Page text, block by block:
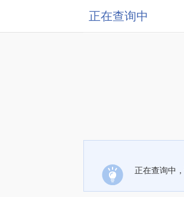
正在查询中
正在查询中